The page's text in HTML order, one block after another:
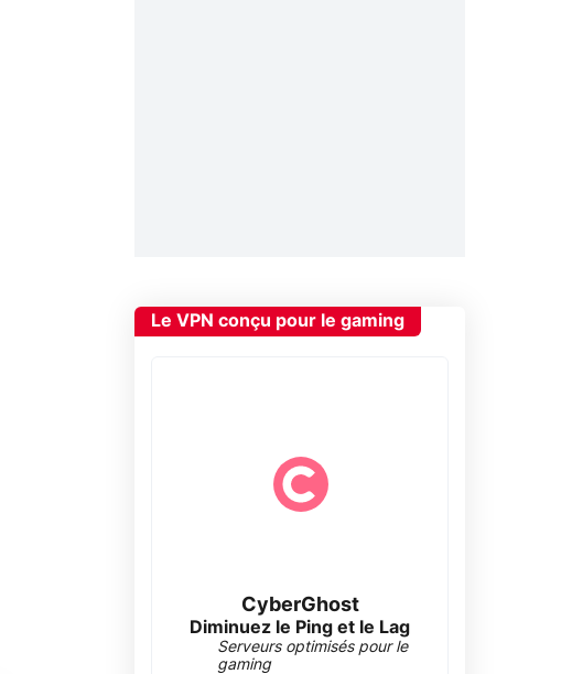
Le VPN conçu pour le gaming
CyberGhost
Diminuez le Ping et le Lag
Serveurs optimisés pour le
gaming